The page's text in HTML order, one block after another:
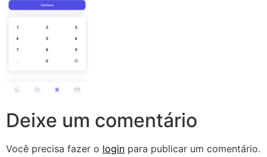
Deixe um comentário
Você precisa fazer o login para publicar um comentário.